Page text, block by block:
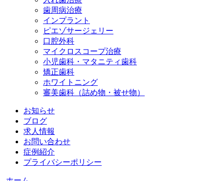
歯周病治療
インプラント
ピエゾサージェリー
口腔外科
マイクロスコープ治療
小児歯科・マタニティ歯科
矯正歯科
ホワイトニング
審美歯科（詰め物・被せ物）
お知らせ
ブログ
求人情報
お問い合わせ
症例紹介
プライバシーポリシー